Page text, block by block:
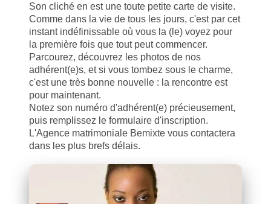
Son cliché en est une toute petite carte de visite.
Comme dans la vie de tous les jours, c'est par cet
instant indéfinissable où vous la (le) voyez pour
la première fois que tout peut commencer.
Parcourez, découvrez les photos de nos
adhérent(e)s, et si vous tombez sous le charme,
c'est une très bonne nouvelle : la rencontre est
pour maintenant.
Notez son numéro d'adhérent(e) précieusement,
puis remplissez le formulaire d'inscription.
L'Agence matrimoniale Bemixte vous contactera
dans les plus brefs délais.